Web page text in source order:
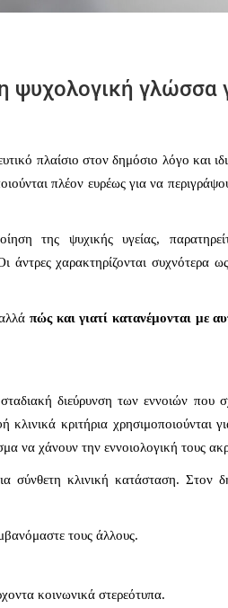
ψυχολογική γλώσσα
πλαίσιο στον δημόσιο λόγο και
πλέον ευρέως για να
της ψυχικής υγείας,
άντρες χαρακτηρίζονται συχνότερα
πώς και γιατί κατανέμονται με
διεύρυνση των εννοιών που
κλινικά κριτήρια χρησιμοποιούνται
να χάνουν την εννοιολογική τους
σύνθετη κλινική κατάσταση. Στον
τους άλλους.
κοινωνικά στερεότυπα.